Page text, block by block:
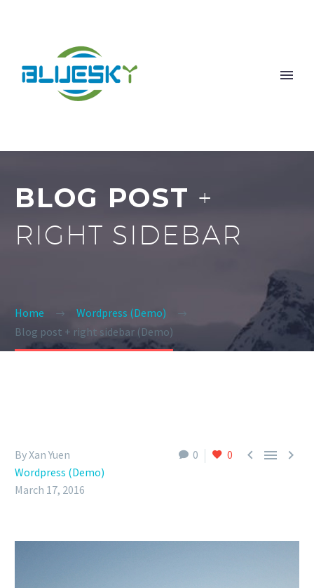
BLOG POST +
RIGHT SIDEBAR
Home
Wordpress (Demo)
Blog post + right sidebar (Demo)
0 0   
By Xan Yuen
Wordpress (Demo)
March 17, 2016